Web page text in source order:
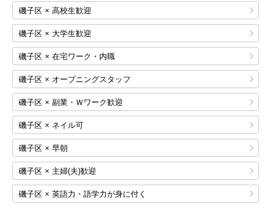
磯子区 × 高校生歓迎
磯子区 × 大学生歓迎
磯子区 × 在宅ワーク・内職
磯子区 × オープニングスタッフ
磯子区 × 副業・Ｗワーク歓迎
磯子区 × ネイル可
磯子区 × 早朝
磯子区 × 主婦(夫)歓迎
磯子区 × 英語力・語学力が身に付く